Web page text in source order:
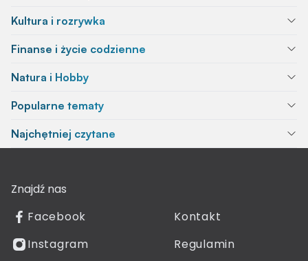
Kultura i rozrywka
Finanse i życie codzienne
Natura i Hobby
Popularne tematy
Najchętniej czytane
Znajdź nas
Facebook
Instagram
Kontakt
Regulamin